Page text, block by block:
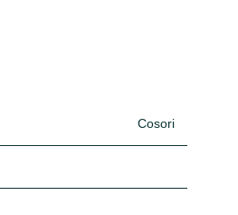
Cosori